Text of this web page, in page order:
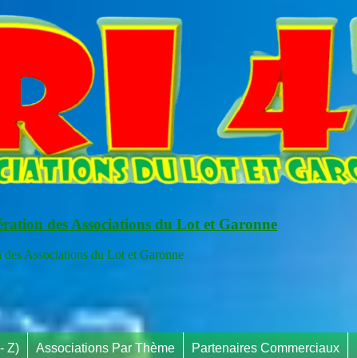
des Associations du Lot et Garonne
Associations du Lot et Garonne
Z) Associations Par Thème Partenaires Commerciaux